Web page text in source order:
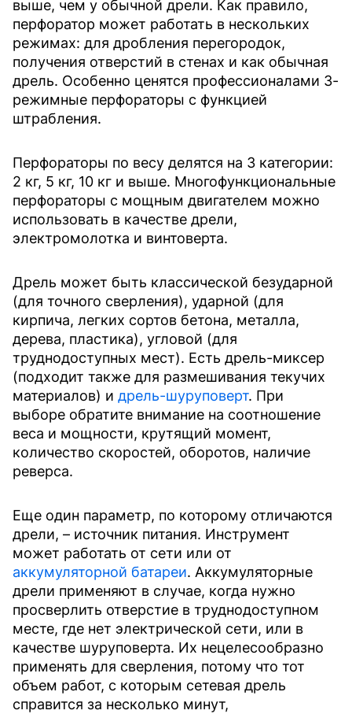
выше, чем у обычной дрели. Как правило,
перфоратор может работать в нескольких
режимах: для дробления перегородок,
получения отверстий в стенах и как обычная
дрель. Особенно ценятся профессионалами 3-
режимные перфораторы с функцией
штрабления.
Перфораторы по весу делятся на 3 категории:
2 кг, 5 кг, 10 кг и выше. Многофункциональные
перфораторы с мощным двигателем можно
использовать в качестве дрели,
электромолотка и винтоверта.
Дрель может быть классической безударной
(для точного сверления), ударной (для
кирпича, легких сортов бетона, металла,
дерева, пластика), угловой (для
труднодоступных мест). Есть дрель-миксер
(подходит также для размешивания текучих
материалов) и дрель-шуруповерт. При
выборе обратите внимание на соотношение
веса и мощности, крутящий момент,
количество скоростей, оборотов, наличие
реверса.
Еще один параметр, по которому отличаются
дрели, – источник питания. Инструмент
может работать от сети или от
аккумуляторной батареи. Аккумуляторные
дрели применяют в случае, когда нужно
просверлить отверстие в труднодоступном
месте, где нет электрической сети, или в
качестве шуруповерта. Их нецелесообразно
применять для сверления, потому что тот
объем работ, с которым сетевая дрель
справится за несколько минут,